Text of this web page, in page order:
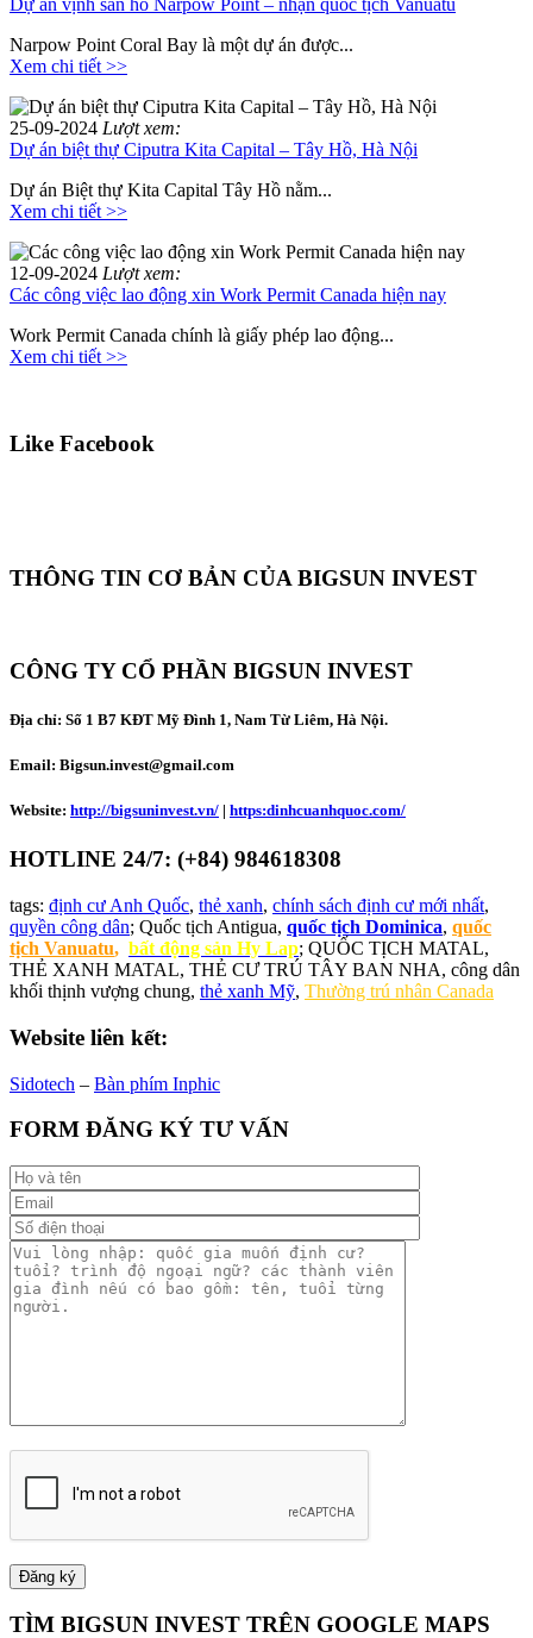
Dự án vịnh san hô Narpow Point – nhận quốc tịch Vanuatu
Narpow Point Coral Bay là một dự án được...
Xem chi tiết >>
25-09-2024 Lượt xem:
Dự án biệt thự Ciputra Kita Capital – Tây Hồ, Hà Nội
Dự án Biệt thự Kita Capital Tây Hồ nằm...
Xem chi tiết >>
12-09-2024 Lượt xem:
Các công việc lao động xin Work Permit Canada hiện nay
Work Permit Canada chính là giấy phép lao động...
Xem chi tiết >>
Like Facebook
THÔNG TIN CƠ BẢN CỦA BIGSUN INVEST
CÔNG TY CỔ PHẦN BIGSUN INVEST
Địa chỉ: Số 1 B7 KĐT Mỹ Đình 1, Nam Từ Liêm, Hà Nội.
Email: Bigsun.invest@gmail.com
Website: http://bigsuninvest.vn/ | https:dinhcuanhquoc.com/
HOTLINE 24/7: (+84) 984618308
tags: định cư Anh Quốc, thẻ xanh, chính sách định cư mới nhất,
quyền công dân; Quốc tịch Antigua, quốc tịch Dominica, quốc
tịch Vanuatu, bất động sản Hy Lap; QUỐC TỊCH MATAL,
THẺ XANH MATAL, THẺ CƯ TRÚ TÂY BAN NHA, công dân
khối thịnh vượng chung, thẻ xanh Mỹ, Thường trú nhân Canada
Website liên kết:
Sidotech – Bàn phím Inphic
FORM ĐĂNG KÝ TƯ VẤN
TÌM BIGSUN INVEST TRÊN GOOGLE MAPS